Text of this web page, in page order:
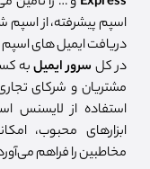
اسپم پیشرفته، از
دریافت ایمیل های اسپم
در کل سرور ایمیلبه
مشتریان و شرکای
ابزارهای محبوب،
مخاطبین را فراهم